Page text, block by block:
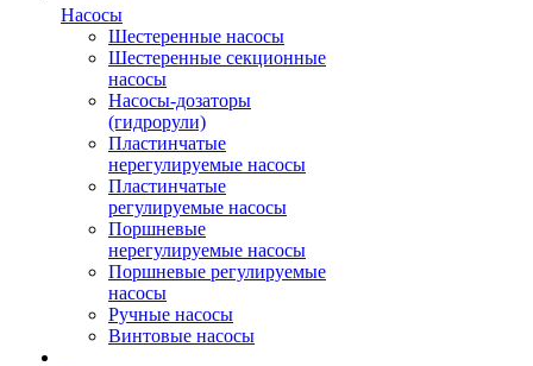
Насосы
Шестеренные насосы
Шестеренные секционные
насосы
Насосы-дозаторы
(гидрорули)
Пластинчатые
нерегулируемые насосы
Пластинчатые
регулируемые насосы
Поршневые
нерегулируемые насосы
Поршневые регулируемые
насосы
Ручные насосы
Винтовые насосы